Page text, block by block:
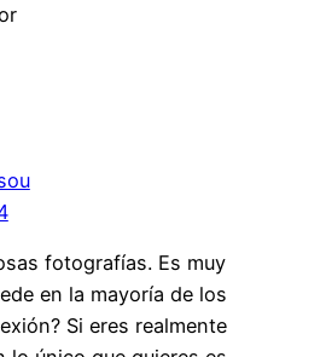
fotografías. Es muy
en la mayoría de los
Si eres realmente